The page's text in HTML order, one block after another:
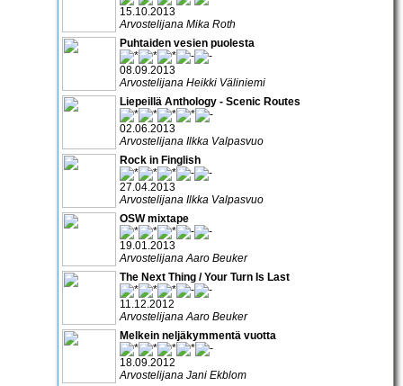
15.10.2013
Arvostelijana Mika Roth
Puhtaiden vesien puolesta
08.09.2013
Arvostelijana Heikki Väliniemi
Liepeillä Anthology - Scenic Routes
02.06.2013
Arvostelijana Ilkka Valpasvuo
Rock in Finglish
27.04.2013
Arvostelijana Ilkka Valpasvuo
OSW mixtape
19.01.2013
Arvostelijana Aaro Beuker
The Next Thing / Your Turn Is Last
11.12.2012
Arvostelijana Aaro Beuker
Melkein neljäkymmentä vuotta
18.09.2012
Arvostelijana Jani Ekblom